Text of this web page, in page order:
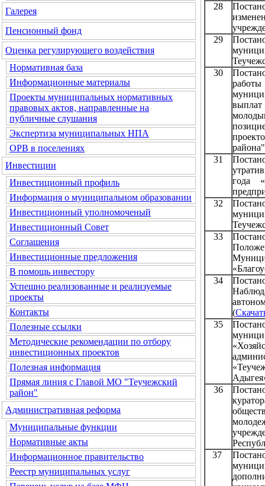
Галерея
Пенсионный фонд
Оценка регулирующего воздействия
Нормативная база
Информационные материалы
Проекты муниципальных нормативных
правовых актов, направленные на
публичные слушания
Экспертиза муниципальных НПА
ОРВ в поселениях
Инвестиции
Инвестиционный профиль
Информация о муниципальном образовании
Инвестиционный уполномоченый
Инвестиционный Совет
Соглашения
Инвестиционные предложения
В помощь инвестору
Успешно реализованные и реализуемые
проекты
Контакты
Полезные ссылки
Методические рекомендации по отбору
инвестиционных проектов
Полезная информация
Прямая линия с Главой МО "Теучежский
район"
Административная реформа
Муниципальные функции
Нормативные акты
Информационное правительство
Реестр муниципальных услуг
28
29
30
31
года
32
33
34
(
35
36
37